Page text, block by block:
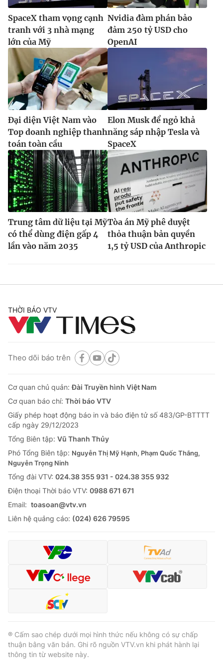
Ðiện thoại Thời báo VTV:024.66 897 897
Email:toasoan@vtv.vn
Liên hệ quảng cáo:024-7300.7108
® Cấm sao chép dưới mọi hình thức nếu không có sự chấp
thuận bằng văn bản. Ghi rõ nguồn VTV.vn khi phát hành lại
thông tin từ website này.
SpaceX tham vọng cạnh
tranh với 3 nhà mạng
lớn của Mỹ
Nvidia đàm phán bảo
đảm 250 tỷ USD cho
OpenAI
Đại diện Việt Nam vào
Top doanh nghiệp thanh
toán toàn cầu
Elon Musk để ngỏ khả
năng sáp nhập Tesla và
SpaceX
Trung tâm dữ liệu tại Mỹ
có thể dùng điện gấp 4
lần vào năm 2035
Tòa án Mỹ phê duyệt
thỏa thuận bản quyền
1,5 tỷ USD của Anthropic
THỜI BÁO VTV
Theo dõi báo trên
Cơ quan chủ quản:Đài Truyền hình Việt Nam
Cơ quan báo chí: Thời báo VTV
Giấy phép hoạt động báo in và báo điện tử số 483/GP-BTTTT
cấp ngày 29/12/2023
Tổng Biên tập: Vũ Thanh Thủy
Phó Tổng Biên tập: Nguyễn Thị Mỹ Hạnh, Phạm Quốc Thắng,
Nguyễn Trọng Ninh
Tổng đài VTV: 024.38 355 931 - 024.38 355 932
Ðiện thoại Thời báo VTV: 0988 671 671
Email: toasoan@vtv.vn
Liên hệ quảng cáo: (024) 626 79595
® Cấm sao chép dưới mọi hình thức nếu không có sự chấp
thuận bằng văn bản. Ghi rõ nguồn VTV.vn khi phát hành lại
thông tin từ website này.